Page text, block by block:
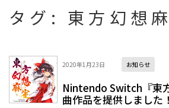
タグ: 東方幻想
2020年1月23日 お知らせ
Nintendo Switch『東
曲作品を提供しました！